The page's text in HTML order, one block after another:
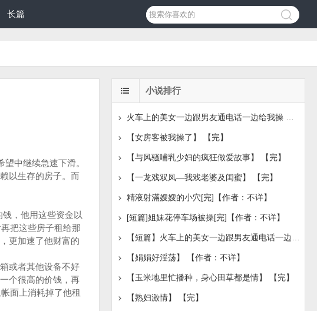
长篇
中继续急速下滑。
以生存的房子。而
，他用这些资金以
把这些房子租给那
更加速了他财富的
或者其他设备不好
个很高的价钱，再
面上消耗掉了他租
小说排行
【女房客被我操了】 【完】
【与风骚哺乳少妇的疯狂做爱故事】 【完】
【一龙戏双凤—我戏老婆及闺蜜】 【完】
精液射滿嫂嫂的小穴[完]【作者：不详】
[短篇]姐妹花停车场被操[完]【作者：不详】
【娟娟好淫荡】 【作者：不详】
【玉米地里忙播种，身心田草都是情】 【完】
【熟妇激情】 【完】